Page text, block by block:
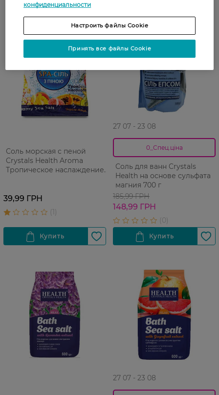
Соль морская с пеной
Crystals Health Aroma
Тропическое наслаждение
39,99 ГРН
27 07 - 23 08
0_Спец.ціна
Соль для ванн Crystals
Health на основе сульфата
магния 700 г
185,99 ГРН
148,99 ГРН
27 07 - 23 08
конфиденциальности
Настроить файлы Cookie
Принять все файлы Cookie